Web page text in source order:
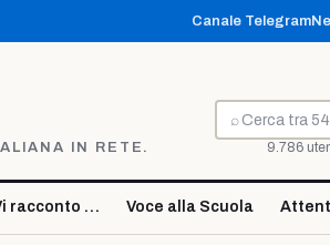
Canale Telegram
IN RETE.
⌕
Cerca
9.786
racconto … Voce alla Scuola